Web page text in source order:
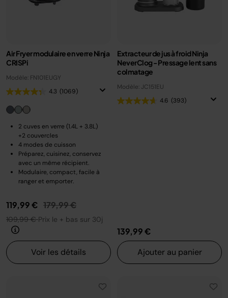
Air Fryer modulaire en verre Ninja
CRISPi
Modèle: FN101EUGY
4.3 (1069)
2 cuves en verre (1.4L + 3.8L)
+2 couvercles
4 modes de cuisson
Préparez, cuisinez, conservez
avec un même récipient.
Modulaire, compact, facile à
ranger et emporter.
119,99 € Prix réduit de
179,99 €au
109,99 €Prix le + bas sur 30j
Voir les détails
Extracteur de jus à froid Ninja
NeverClog - Pressage lent sans
colmatage
Modèle: JC151EU
4.6 (393)
139,99 €
Ajouter au panier